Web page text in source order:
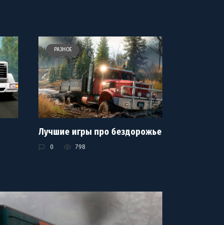
РАЗНОЕ
Лучшие игры про бездорожье
0 798